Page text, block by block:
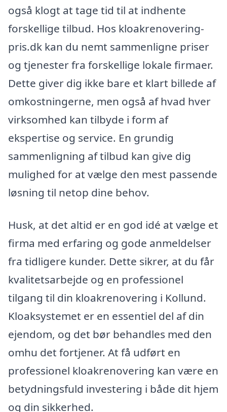
også klogt at tage tid til at indhente
forskellige tilbud. Hos kloakrenovering-
pris.dk kan du nemt sammenligne priser
og tjenester fra forskellige lokale firmaer.
Dette giver dig ikke bare et klart billede af
omkostningerne, men også af hvad hver
virksomhed kan tilbyde i form af
ekspertise og service. En grundig
sammenligning af tilbud kan give dig
mulighed for at vælge den mest passende
løsning til netop dine behov.
Husk, at det altid er en god idé at vælge et
firma med erfaring og gode anmeldelser
fra tidligere kunder. Dette sikrer, at du får
kvalitetsarbejde og en professionel
tilgang til din kloakrenovering i Kollund.
Kloaksystemet er en essentiel del af din
ejendom, og det bør behandles med den
omhu det fortjener. At få udført en
professionel kloakrenovering kan være en
betydningsfuld investering i både dit hjem
og din sikkerhed.